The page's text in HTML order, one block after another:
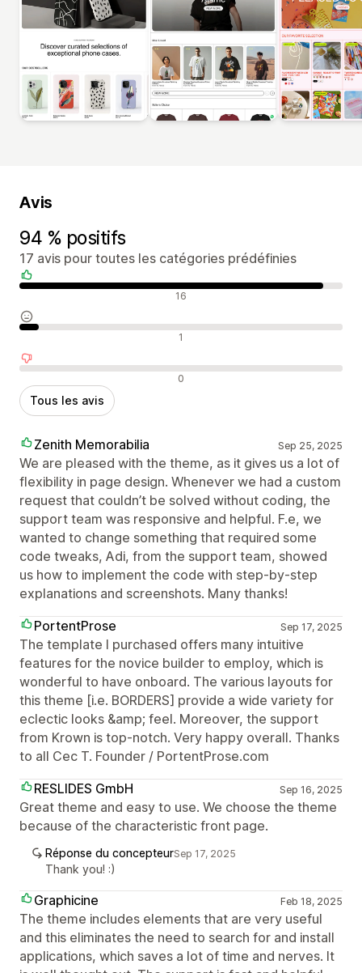
Avis
94 % positifs
17 avis pour toutes les catégories prédéfinies
Avis positifs 16
Avis neutres 1
Avis négatifs 0
Tous les avis
Zenith Memorabilia Sep 25, 2025
We are pleased with the theme, as it gives us a lot of
flexibility in page design. Whenever we had a custom
request that couldn’t be solved without coding, the
support team was responsive and helpful. F.e, we
wanted to change something that required some
code tweaks, Adi, from the support team, showed
us how to implement the code with step-by-step
explanations and screenshots. Many thanks!
PortentProse
Sep 17, 2025
The template I purchased offers many intuitive
features for the novice builder to employ, which is
wonderful to have onboard. The various layouts for
this theme [i.e. BORDERS] provide a wide variety for
eclectic looks &amp; feel. Moreover, the support
from Krown is top-notch. Very happy overall. Thanks
to all Cec T. Founder / PortentProse.com
RESLIDES GmbH
Sep 16, 2025
Great theme and easy to use. We choose the theme
because of the characteristic front page.
Réponse du concepteurSep 17, 2025
Thank you! :)
Graphicine Feb 18, 2025
The theme includes elements that are very useful
and this eliminates the need to search for and install
applications, which saves a lot of time and nerves. It